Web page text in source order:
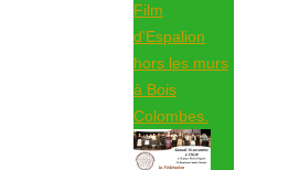
Film
d'Espalion
hors les murs
à Bois
Colombes.